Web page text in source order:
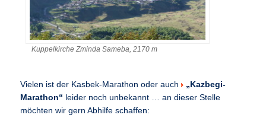
Kuppelkirche Zminda Sameba, 2170 m
Vielen ist der Kasbek-Marathon oder auch „Kazbegi-
Marathon“ leider noch unbekannt … an dieser Stelle
möchten wir gern Abhilfe schaffen: